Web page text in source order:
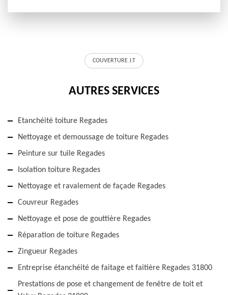
COUVERTURE J.T
AUTRES SERVICES
Etanchéité toiture Regades
Nettoyage et demoussage de toiture Regades
Peinture sur tuile Regades
Isolation toiture Regades
Nettoyage et ravalement de façade Regades
Couvreur Regades
Nettoyage et pose de gouttière Regades
Réparation de toiture Regades
Zingueur Regades
Entreprise étanchéité de faitage et faitière Regades 31800
Prestations de pose et changement de fenêtre de toit et